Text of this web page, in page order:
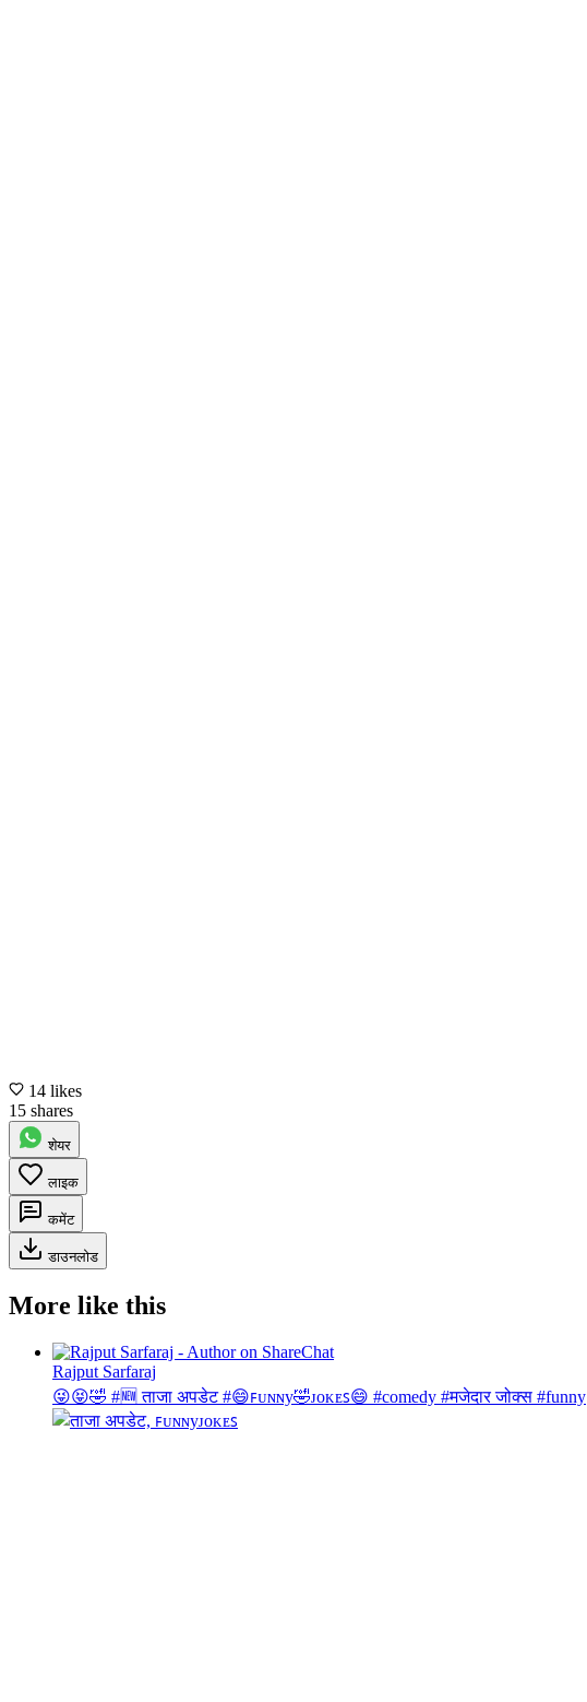
14 likes
15 shares
शेयर
लाइक
कमेंट
डाउनलोड
More like this
Rajput Sarfaraj
😜😝🤣 #🆕 ताजा अपडेट #😄ꜰᴜɴɴy🤣ᴊᴏᴋᴇꜱ😄 #comedy #मजेदार जोक्स #funny